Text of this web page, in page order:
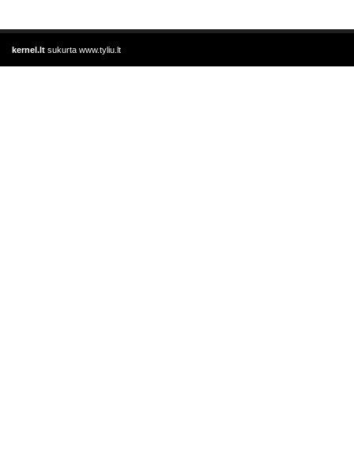
kernel.lt sukurta www.tyliu.lt